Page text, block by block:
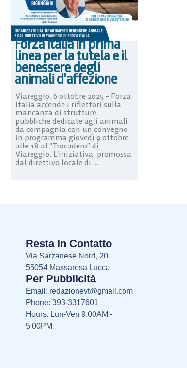
Forza Italia in prima
linea per la tutela e il
benessere degli
animali d’affezione
Viareggio, 6 ottobre 2025 – Forza
Italia accende i riflettori sulla
mancanza di strutture
pubbliche dedicate agli animali
da compagnia con un convegno
in programma giovedì 9 ottobre
alle 18 al “Trocadero” di
Viareggio. L’iniziativa, promossa
dal direttivo locale di ...
Resta In Contatto
Via Sarzanese Nord, 20
55054 Massarosa Lucca
Per Pubblicità
Email: redazionevt@gmail.com
Phone: 393-3317601
Hours: Lun-Ven 9:00AM -
5:00PM